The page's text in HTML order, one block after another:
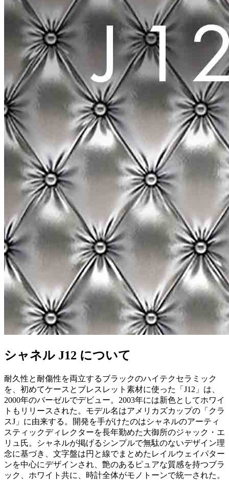
シャネル J12 について
耐久性と耐傷性を両立するブラックのハイテクセラミック
を、初めてケースとブレスレット素材に使った「J12」は、
2000年のバーゼルでデビュー。2003年には新色としてホワイ
トもリリースされた。モデル名はアメリカズカップの「クラ
スJ」に由来する。開発を手がけたのはシャネルのアーティ
スティックディレクターを長年勤めた大御所のジャック・エ
リュ氏。シャネルが掲げるシンプルで無駄のないデザイン理
念に基づき、文字盤は円と線でまとめたレイルウェイパター
ンを中心にデザインされ、艶のあるピュアな質感を持つブラ
ック、ホワイト共に、時計全体がモノトーンで統一された。